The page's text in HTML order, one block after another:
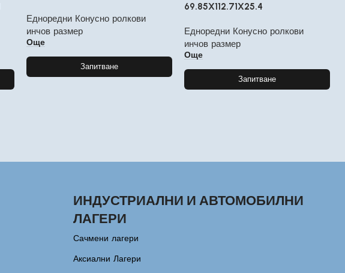
Едноредни Конусно ролкови
инчов размер
Още
Запитване
69.85X112.71X25.4
Едноредни Конусно ролкови
инчов размер
Още
Запитване
ИНДУСТРИАЛНИ И АВТОМОБИЛНИ
ЛАГЕРИ
Сачмени лагери
Аксиални Лагери